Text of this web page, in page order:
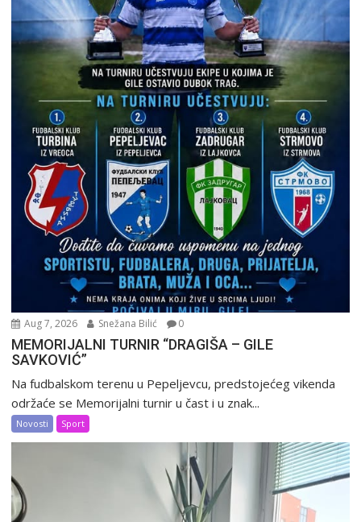
Aug 7, 2026 Snežana Bilić 0
MEMORIJALNI TURNIR “DRAGIŠA – GILE
SAVKOVIĆ”
Na fudbalskom terenu u Pepeljevcu, predstojećeg vikenda
održaće se Memorijalni turnir u čast i u znak...
Novosti Sport